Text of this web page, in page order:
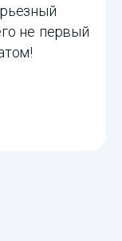
не первый